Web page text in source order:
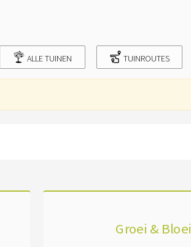
ALLE TUINEN TUINROUTES
Groei & Bloei